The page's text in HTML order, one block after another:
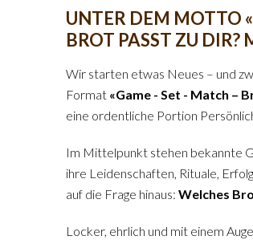
UNTER DEM MOTTO
BROT PASST ZU
Wir starten etwas Neues – und
Format «Game - Set - Match –
eine ordentliche Portion
Im Mittelpunkt stehen bekannte
ihre Leidenschaften, Rituale,
auf die Frage hinaus: Welches
Locker, ehrlich und mit einem